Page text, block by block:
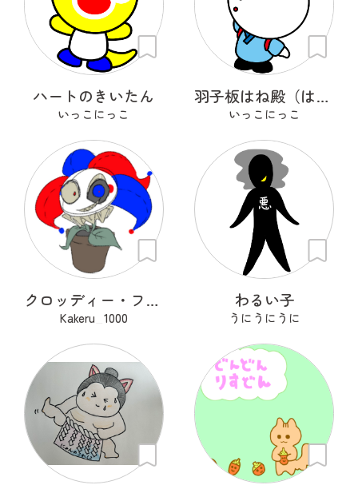
ハートのきいたん
いっこにっこ
羽子板はね殿（はごいたはねどの）
いっこにっこ
クロッディー・フロッティー
Kakeru_1000
わるい子
うにうにうに